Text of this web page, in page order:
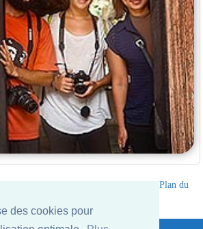
des cookies pour
Plan du
© Thailandee.com - 2026